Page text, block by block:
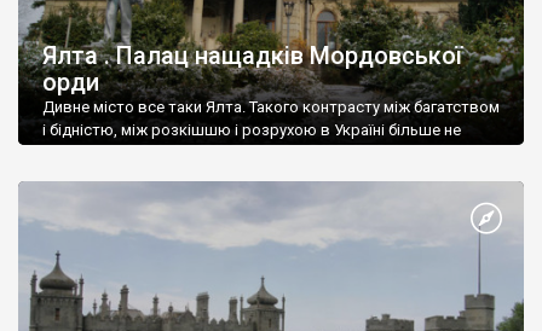
Ялта . Палац нащадків Мордовської
орди
Дивне місто все таки Ялта. Такого контрасту між багатством
і бідністю, між розкішшю і розрухою в Україні більше не